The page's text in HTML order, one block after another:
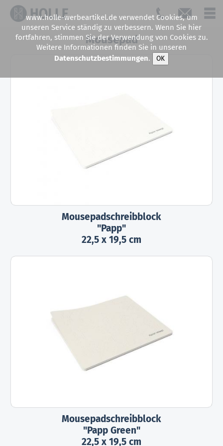
Mousepad
Mousepadschreibblock
"Papp"
22,5 x 19,5 cm
Mousepadschreibblock
"Papp Green"
22,5 x 19,5 cm
www.holle-werbeartikel.de verwendet Cookies, um
unseren Service ständig zu verbessern. Wenn Sie hier
fortfahren, stimmen Sie der Verwendung von Cookies zu.
Weitere Informationen finden Sie in unseren
Datenschutzbestimmungen. OK